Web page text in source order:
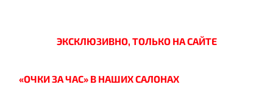
ЭКСКЛЮЗИВНО, ТОЛЬКО НА САЙТЕ
«ОЧКИ ЗА ЧАС» В НАШИХ САЛОНАХ